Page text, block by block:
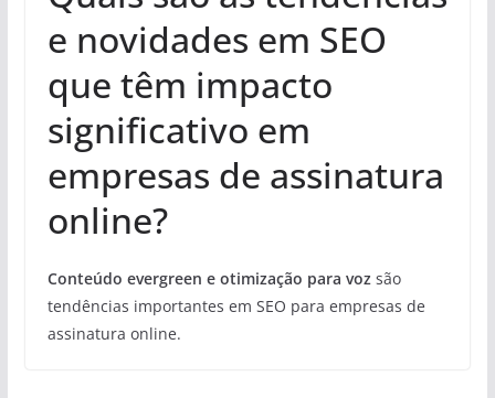
e novidades em SEO
que têm impacto
significativo em
empresas de assinatura
online?
Conteúdo evergreen e otimização para vozsão
tendências importantes em SEO para empresas de
assinatura online.